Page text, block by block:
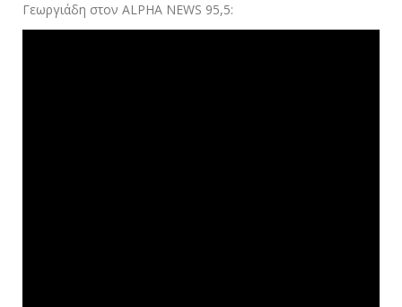
Γεωργιάδη στον ALPHA NEWS 95,5: